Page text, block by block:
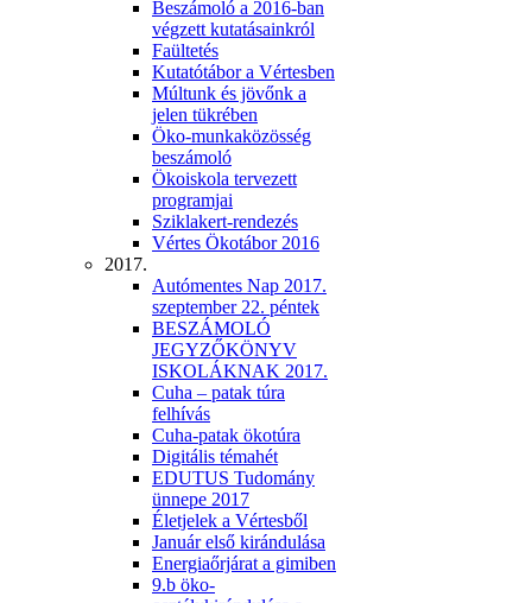
Beszámoló a 2016-ban
végzett kutatásainkról
Faültetés
Kutatótábor a Vértesben
Múltunk és jövőnk a
jelen tükrében
Öko-munkaközösség
beszámoló
Ökoiskola tervezett
programjai
Sziklakert-rendezés
Vértes Ökotábor 2016
2017.
Autómentes Nap 2017.
szeptember 22. péntek
BESZÁMOLÓ
JEGYZŐKÖNYV
ISKOLÁKNAK 2017.
Cuha – patak túra
felhívás
Cuha-patak ökotúra
Digitális témahét
EDUTUS Tudomány
ünnepe 2017
Életjelek a Vértesből
Január első kirándulása
Energiaőrjárat a gimiben
9.b öko-